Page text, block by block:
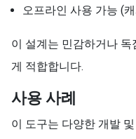
오프라인 사용 가능 (
이 설계는 민감하거나
게 적합합니다.
사용 사례
이 도구는 다양한 개발